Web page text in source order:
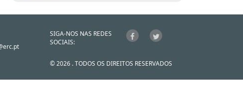
SIGA-NOS NAS REDES
SOCIAIS:
© 2026 . TODOS OS DIREITOS RESERVADOS